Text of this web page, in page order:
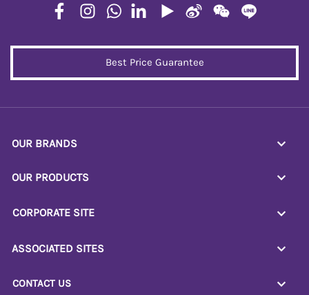
Best Price Guarantee
OUR BRANDS
OUR PRODUCTS
CORPORATE SITE
ASSOCIATED SITES
CONTACT US